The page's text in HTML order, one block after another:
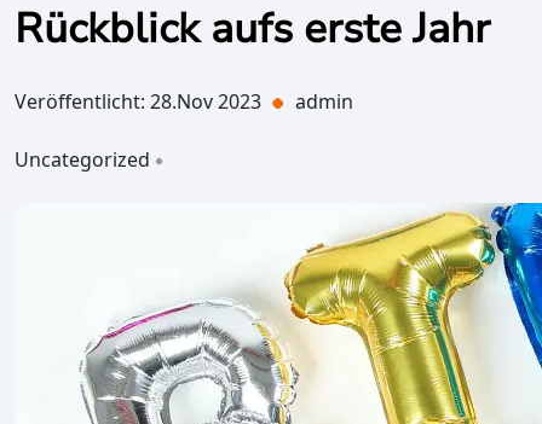
Rückblick aufs erste Jahr
Veröffentlicht: 28.Nov 2023 admin
Uncategorized